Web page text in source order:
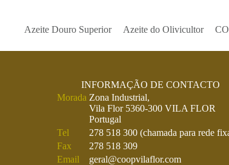
Azeite Douro Superior Azeite do Olivicultor
INFORMAÇÃO DE CONTACTO
Morada Zona Industrial,
Vila Flor 5360-300 VILA FLOR
Portugal
Tel
278 518 300 (chamada para rede
Fax
278 518 309
Email
geral@coopvilaflor.com